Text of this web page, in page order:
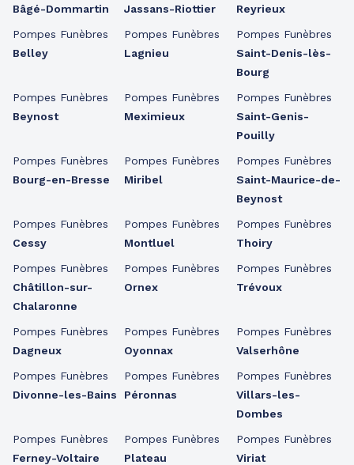
Bâgé-Dommartin
Pompes Funèbres
Belley
Pompes Funèbres
Beynost
Pompes Funèbres
Bourg-en-Bresse
Pompes Funèbres
Cessy
Pompes Funèbres
Châtillon-sur-
Chalaronne
Pompes Funèbres
Dagneux
Pompes Funèbres
Divonne-les-Bains
Pompes Funèbres
Ferney-Voltaire
Jassans-Riottier
Pompes Funèbres
Lagnieu
Pompes Funèbres
Meximieux
Pompes Funèbres
Miribel
Pompes Funèbres
Montluel
Pompes Funèbres
Ornex
Pompes Funèbres
Oyonnax
Pompes Funèbres
Péronnas
Pompes Funèbres
Plateau
Reyrieux
Pompes Funèbres
Saint-Denis-lès-
Bourg
Pompes Funèbres
Saint-Genis-
Pouilly
Pompes Funèbres
Saint-Maurice-de-
Beynost
Pompes Funèbres
Thoiry
Pompes Funèbres
Trévoux
Pompes Funèbres
Valserhône
Pompes Funèbres
Villars-les-
Dombes
Pompes Funèbres
Viriat